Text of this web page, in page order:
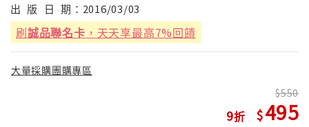
出 版 日 期： 2016/03/03
刷誠品聯名卡 ，天天享最高7%回饋
大量採購團購專區
9
550
495